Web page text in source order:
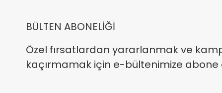
BÜLTEN ABONELİĞİ
Özel fırsatlardan yararlanmak ve
kaçırmamak için e-bültenimize abone